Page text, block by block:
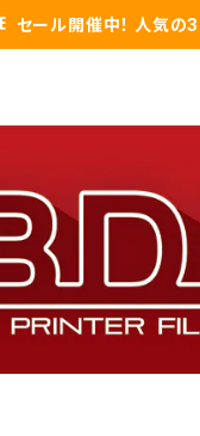
セール開催中！ 人気の